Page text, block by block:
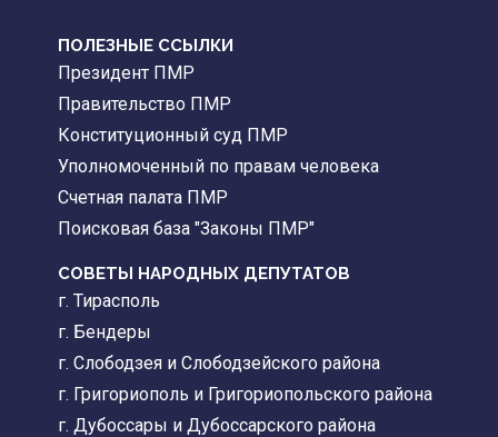
ПОЛЕЗНЫЕ ССЫЛКИ
Президент ПМР
Правительство ПМР
Конституционный суд ПМР
Уполномоченный по правам человека
Счетная палата ПМР
Поисковая база "Законы ПМР"
СОВЕТЫ НАРОДНЫХ ДЕПУТАТОВ
г. Тирасполь
г. Бендеры
г. Слободзея и Слободзейского района
г. Григориополь и Григориопольского района
г. Дубоссары и Дубоссарского района